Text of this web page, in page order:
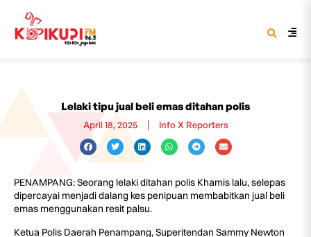
Lelaki tipu jual beli emas ditahan polis
April 18, 2025 Info X Reporters
PENAMPANG: Seorang lelaki ditahan polis Khamis lalu, selepas
dipercayai menjadi dalang kes penipuan membabitkan jual beli
emas menggunakan resit palsu.
Ketua Polis Daerah Penampang, Superitendan Sammy Newton